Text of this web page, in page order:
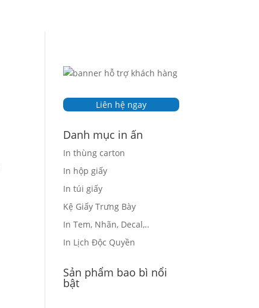
Liên hệ ngay
Danh mục in ấn
In thùng carton
In hộp giấy
In túi giấy
Kệ Giấy Trưng Bày
In Tem, Nhãn, Decal,..
In Lịch Độc Quyền
Sản phẩm bao bì nổi
bật